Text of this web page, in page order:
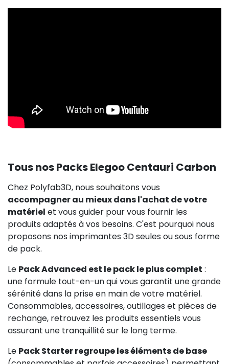
29,17 €HT
Tous nos Packs Elegoo Centauri Carbon
Chez Polyfab3D, nous souhaitons vous
accompagner au mieux dans l'achat de votre
matériel et vous guider pour vous fournir les
produits adaptés à vos besoins. C'est pourquoi nous
proposons nos imprimantes 3D seules ou sous forme
de pack.
Le Pack Advanced est le pack le plus complet :
une formule tout-en-un qui vous garantit une grande
sérénité dans la prise en main de votre matériel.
Consommables, accessoires, outillages et pièces de
rechange, retrouvez les produits essentiels vous
assurant une tranquillité sur le long terme.
Le Pack Starter regroupe les éléments de base